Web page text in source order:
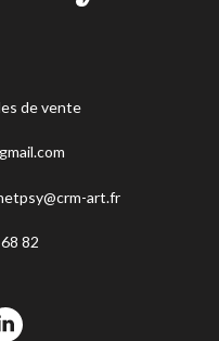
de vente
art.fr
82